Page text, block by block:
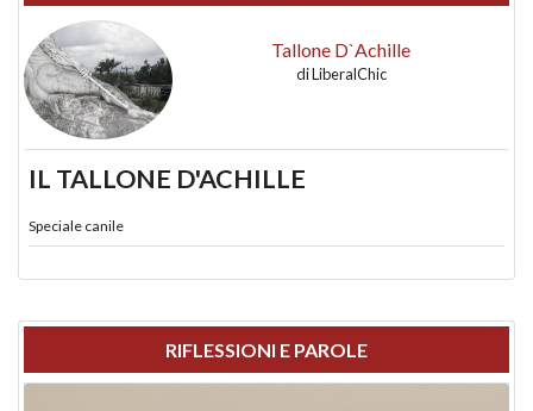
Tallone D`Achille
diLiberalChic
IL TALLONE D'ACHILLE
Speciale canile
RIFLESSIONI E PAROLE